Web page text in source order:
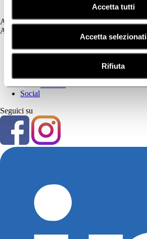
Accetta tutti
Accetta selezionati
Rifiuta
Assistenza
Assistenza
Prima Parte
Privacy Policy
Contatti
Social
Seguici su